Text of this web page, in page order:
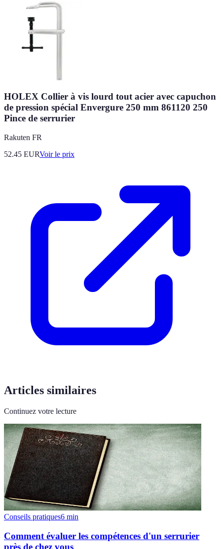
HOLEX Collier à vis lourd tout acier avec capuchon
de pression spécial Envergure 250 mm 861120 250
Pince de serrurier
Rakuten FR
52.45 EURVoir le prix
Articles similaires
Continuez votre lecture
Conseils pratiques6 min
Comment évaluer les compétences d'un serrurier
près de chez vous